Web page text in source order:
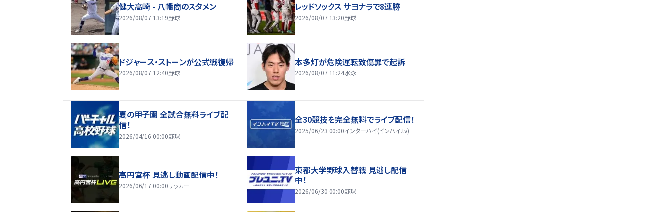
健大高崎 - 八幡商のスタメン
2026/08/07 13:19野球
レッドソックス サヨナラで8連勝
2026/08/07 13:20野球
ドジャース・ストーンが公式戦復帰
2026/08/07 12:40野球
本多灯が危険運転致傷罪で起訴
2026/08/07 11:24水泳
夏の甲子園 全試合無料ライブ配
信！
2026/04/16 00:00野球
全30競技を完全無料でライブ配信！
2025/06/23 00:00インターハイ(インハイ.tv)
高円宮杯 見逃し動画配信中！
2026/06/17 00:00サッカー
東都大学野球入替戦 見逃し配信
中！
2026/06/30 00:00野球